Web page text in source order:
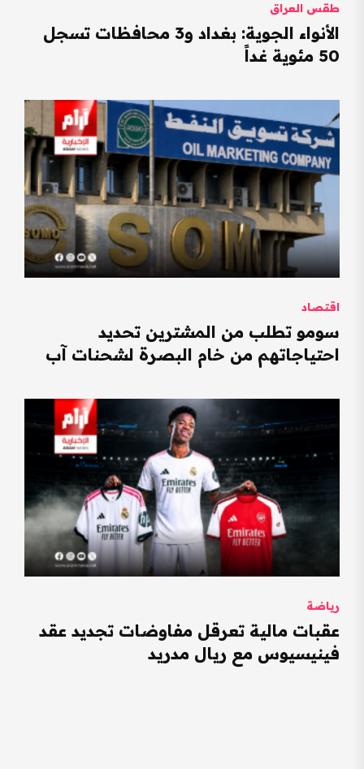
طقس العراق
الأنواء الجوية: بغداد و3 محافظات تسجل
50 مئوية غداً
اقتصاد
سومو تطلب من المشترين تحديد
احتياجاتهم من خام البصرة لشحنات آب
رياضة
عقبات مالية تعرقل مفاوضات تجديد عقد
فينيسيوس مع ريال مدريد